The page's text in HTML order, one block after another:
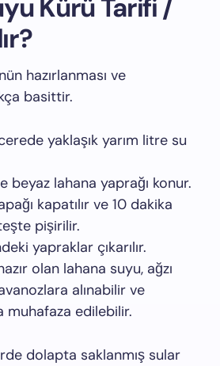
Kürü Tarifi /
hazırlanması ve
basittir.
yaklaşık yarım litre su
beyaz lahana yaprağı konur.
kapatılır ve 10 dakika
pişirilir.
yapraklar çıkarılır.
olan lahana suyu, ağzı
alınabilir ve
muhafaza edilebilir.
dolapta saklanmış sular